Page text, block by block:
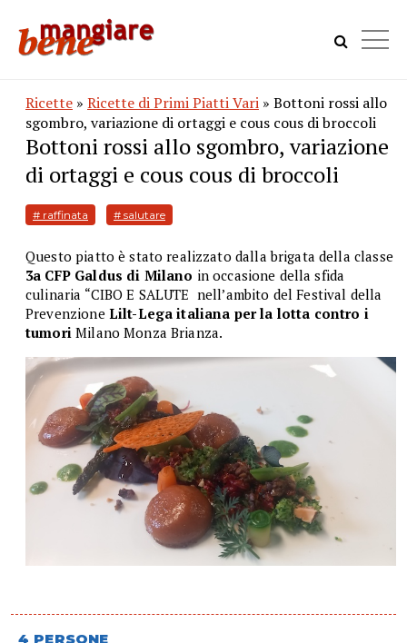
Ricette » Ricette di Primi Piatti Vari » Bottoni rossi allo
sgombro, variazione di ortaggi e cous cous di broccoli
Bottoni rossi allo sgombro, variazione
di ortaggi e cous cous di broccoli
# raffinata # salutare
Questo piatto è stato realizzato dalla brigata della classe
3a CFP Galdus di Milano in occasione della sfida
culinaria “CIBO E SALUTE nell’ambito del Festival della
Prevenzione Lilt-Lega italiana per la lotta contro i
tumoriMilano Monza Brianza.
4 PERSONE